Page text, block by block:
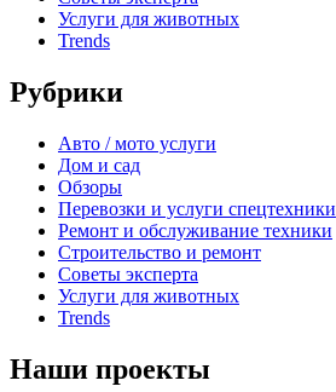
Услуги для животных
Trends
Рубрики
Авто / мото услуги
Дом и сад
Обзоры
Перевозки и услуги спецтехники
Ремонт и обслуживание техники
Строительство и ремонт
Советы эксперта
Услуги для животных
Trends
Наши проекты